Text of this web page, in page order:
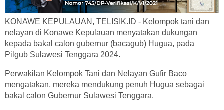
KONAWE KEPULAUAN, TELISIK.ID - Kelompok tani dan
nelayan di Konawe Kepulauan menyatakan dukungan
kepada bakal calon gubernur (bacagub) Hugua, pada
Pilgub Sulawesi Tenggara 2024.
Perwakilan Kelompok Tani dan Nelayan Gufir Baco
mengatakan, mereka mendukung penuh Hugua sebagai
bakal calon Gubernur Sulawesi Tenggara.